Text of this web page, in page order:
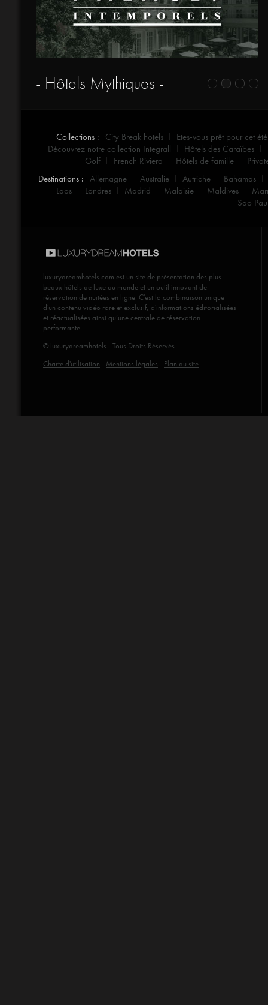
- Hôtels Mythiques -
Collections : City Break hotels
Etes-vous prêt pour cet été
Découvrez notre collection Integrall
Hôtels des Caraïbes
Golf
French Riviera Hôtels de famille
Destinations : Allemagne Australie Autriche
Bahamas
Laos
Londres Madrid Malaisie Maldives
Sao
luxurydreamhotels.com est un site de présentation des plus
beaux hôtels de luxe du monde et un outil innovant de
réservation de nuitées en ligne. C'est la combinaison unique
d'un contenu vidéo rare et exclusif, d'informations éditorialisées
et réactualisées ainsi qu’une centrale de réservation
performante.
©Luxurydreamhotels - Tous Droits Réservés
Charte d'utilisation - Mentions légales - Plan du site